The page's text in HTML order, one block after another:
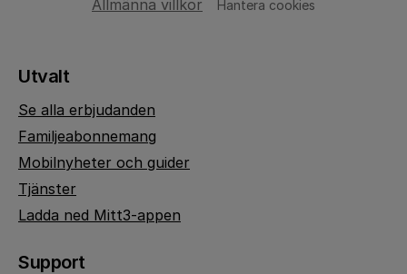
Allmänna villkor Hantera cookies
Utvalt
Se alla erbjudanden
Familjeabonnemang
Mobilnyheter och guider
Tjänster
Ladda ned Mitt3-appen
Support